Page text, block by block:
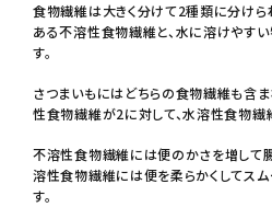
食物繊維は大きく分けて2種類に分けら
ある不溶性食物繊維と、水に溶けやす
す。
さつまいもにはどちらの食物繊維も含
性食物繊維が2に対して、水溶性食物繊
不溶性食物繊維には便のかさを増して
溶性食物繊維には便を柔らかくしてス
す。